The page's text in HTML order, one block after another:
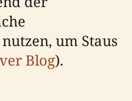
um Staus
Blog).